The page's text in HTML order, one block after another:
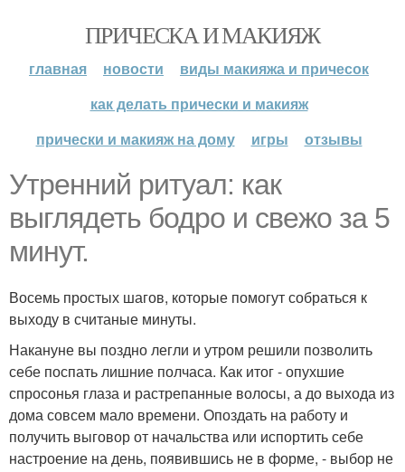
ПРИЧЕСКА И МАКИЯЖ
главная новости
виды макияжа и причесок
как делать прически и макияж
прически и макияж на дому
игры отзывы
Утренний ритуал: как
выглядеть бодро и свежо за 5
минут.
Восемь простых шагов, которые помогут собраться к
выходу в считаные минуты.
Накануне вы поздно легли и утром решили позволить
себе поспать лишние полчаса. Как итог - опухшие
спросонья глаза и растрепанные волосы, а до выхода из
дома совсем мало времени. Опоздать на работу и
получить выговор от начальства или испортить себе
настроение на день, появившись не в форме, - выбор не